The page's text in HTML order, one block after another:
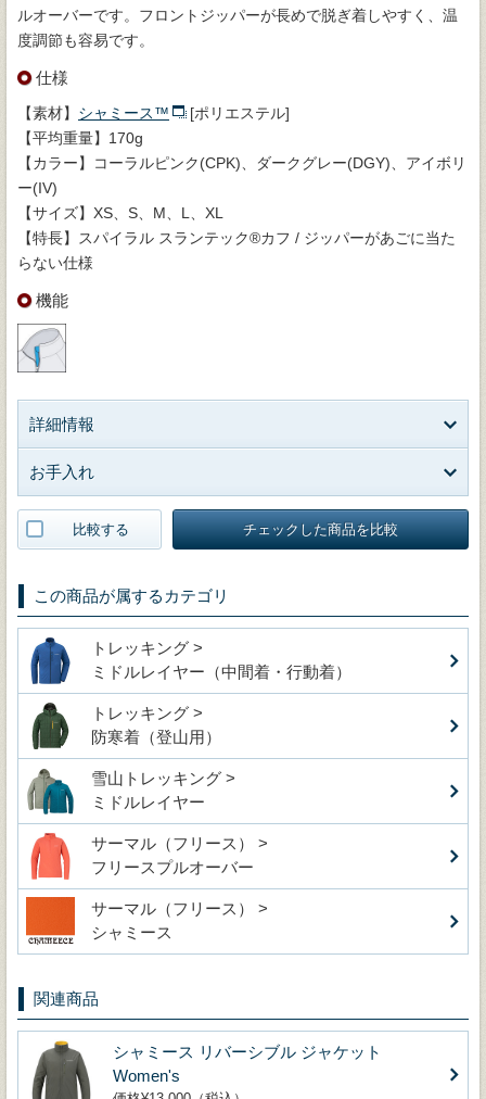
ルオーバーです。フロントジッパーが長めで脱ぎ着しやすく、温
度調節も容易です。
仕様
【素材】 シャミース™
[ポリエステル]
【平均重量】170g
【カラー】コーラルピンク(CPK)、ダークグレー(DGY)、アイボリ
ー(IV)
【サイズ】XS、S、M、L、XL
【特長】スパイラル スランテック®カフ / ジッパーがあごに当た
らない仕様
機能
詳細情報
お手入れ
比較する チェックした商品を比較
この商品が属するカテゴリ
トレッキング >
ミドルレイヤー（中間着・行動着）
トレッキング >
防寒着（登山用）
雪山トレッキング >
ミドルレイヤー
サーマル（フリース） >
フリースプルオーバー
サーマル（フリース） >
シャミース
関連商品
シャミース リバーシブル ジャケット
Women's